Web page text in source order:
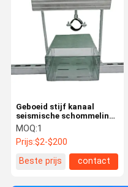
Geboeid stijf kanaal
seismische schommeling
Bracing gegalvaniseerd
staal voor commerciële
gebouwen
MOQ:1
Prijs:$2-$200
Beste prijs
contact